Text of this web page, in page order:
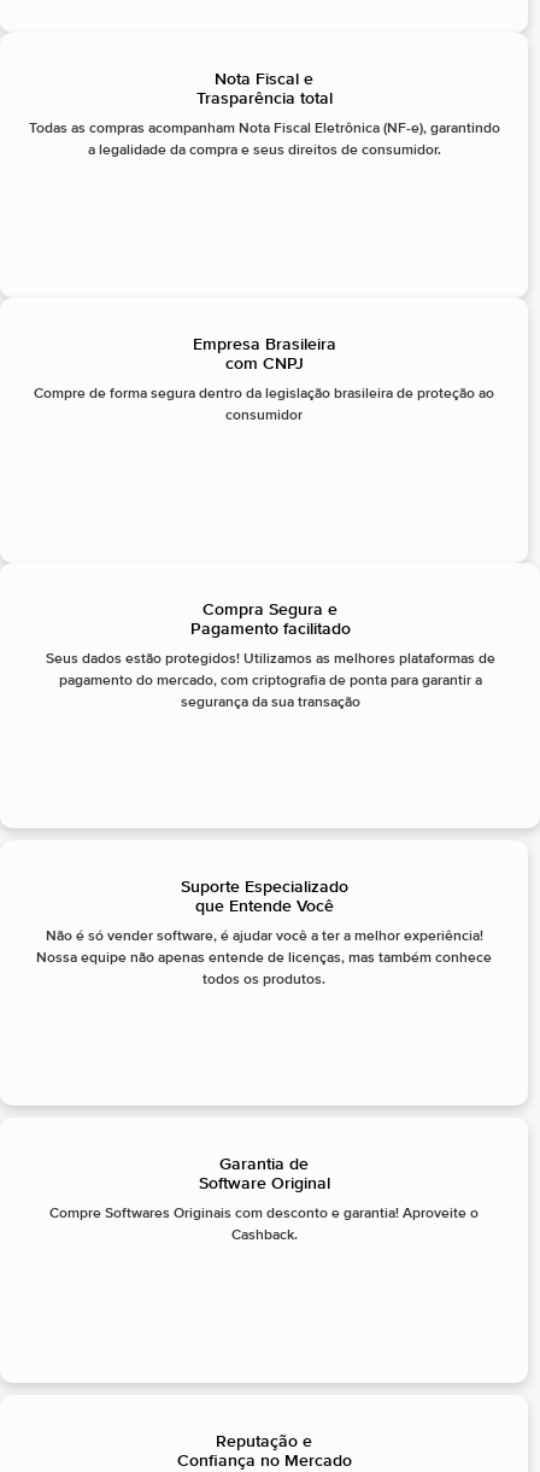
Nota Fiscal e
Trasparência total
Todas as compras acompanham Nota Fiscal Eletrônica (NF-e), garantindo
a legalidade da compra e seus direitos de consumidor.
Empresa Brasileira
com CNPJ
Compre de forma segura dentro da legislação brasileira de proteção ao
consumidor
Compra Segura e
Pagamento facilitado
Seus dados estão protegidos! Utilizamos as melhores plataformas de
pagamento do mercado, com criptografia de ponta para garantir a
segurança da sua transação
Suporte Especializado
que Entende Você
Não é só vender software, é ajudar você a ter a melhor experiência!
Nossa equipe não apenas entende de licenças, mas também conhece
todos os produtos.
Garantia de
Software Original
Compre Softwares Originais com desconto e garantia! Aproveite o
Cashback.
Reputação e
Confiança no Mercado